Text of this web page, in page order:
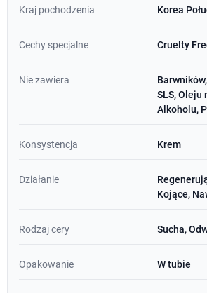
Kraj pochodzenia Korea
Cechy specjalne Cruelty
Nie zawiera
SLS, Oleju
Alkoholu,
Konsystencja Krem
Działanie
Kojące,
Rodzaj cery Sucha,
Opakowanie W tubie